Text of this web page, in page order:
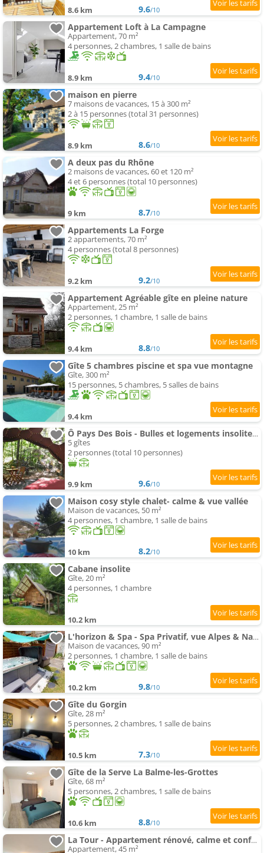
8.6 km 9.6/10
Appartement Loft à La Campagne
Appartement, 70 m²
4 personnes, 2 chambres, 1 salle de bains
8.9 km 9.4/10
maison en pierre
7 maisons de vacances, 15 à 300 m²
2 à 15 personnes (total 31 personnes)
8.9 km 8.6/10
A deux pas du Rhône
2 maisons de vacances, 60 et 120 m²
4 et 6 personnes (total 10 personnes)
9 km 8.7/10
Appartements La Forge
2 appartements, 70 m²
4 personnes (total 8 personnes)
9.2 km 9.2/10
Appartement Agréable gîte en pleine nature
Appartement, 25 m²
2 personnes, 1 chambre, 1 salle de bains
9.4 km 8.8/10
Gîte 5 chambres piscine et spa vue montagne
Gîte, 300 m²
15 personnes, 5 chambres, 5 salles de bains
9.4 km
Ô Pays Des Bois - Bulles et logements insolites en pleine nature
5 gîtes
2 personnes (total 10 personnes)
9.9 km 9.6/10
Maison cosy style chalet- calme & vue vallée
Maison de vacances, 50 m²
4 personnes, 1 chambre, 1 salle de bains
10 km 8.2/10
Cabane insolite
Gîte, 20 m²
4 personnes, 1 chambre
10.2 km
L'horizon & Spa - Spa Privatif, vue Alpes & Nature
Maison de vacances, 90 m²
2 personnes, 1 chambre, 1 salle de bains
10.2 km 9.8/10
Gîte du Gorgin
Gîte, 28 m²
5 personnes, 2 chambres, 1 salle de bains
10.5 km 7.3/10
Gîte de la Serve La Balme-les-Grottes
Gîte, 68 m²
5 personnes, 2 chambres, 1 salle de bains
10.6 km 8.8/10
La Tour - Appartement rénové, calme et confortable
Appartement, 45 m²